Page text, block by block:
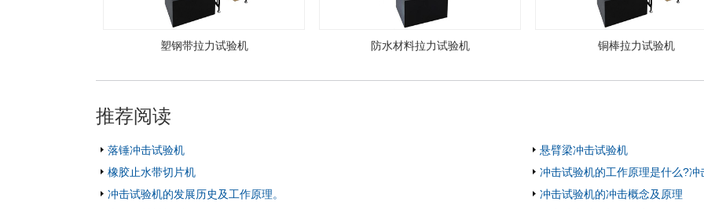
塑钢带拉力试验机 防水材料拉力试验机 铜棒拉力试验机
推荐阅读
落锤冲击试验机
悬臂梁冲击试验机
橡胶止水带切片机
冲击试验机的工作原理是什么?冲
冲击试验机的发展历史及工作原理。
冲击试验机的冲击概念及原理